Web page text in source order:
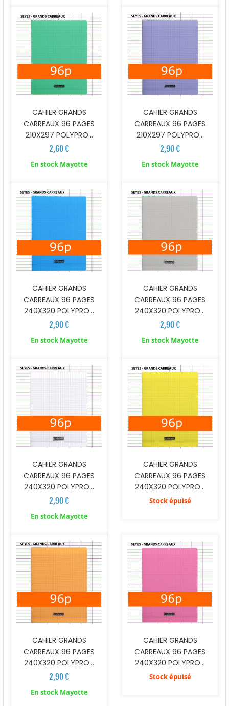
CAHIER GRANDS
CARREAUX 96 PAGES
210X297 POLYPRO...
2,60 €
En stock Mayotte
CAHIER GRANDS
CARREAUX 96 PAGES
210X297 POLYPRO...
2,90 €
En stock Mayotte
CAHIER GRANDS
CARREAUX 96 PAGES
240X320 POLYPRO...
2,90 €
En stock Mayotte
CAHIER GRANDS
CARREAUX 96 PAGES
240X320 POLYPRO...
2,90 €
En stock Mayotte
CAHIER GRANDS
CARREAUX 96 PAGES
240X320 POLYPRO...
2,90 €
En stock Mayotte
CAHIER GRANDS
CARREAUX 96 PAGES
240X320 POLYPRO...
Stock épuisé
CAHIER GRANDS
CARREAUX 96 PAGES
240X320 POLYPRO...
2,90 €
En stock Mayotte
CAHIER GRANDS
CARREAUX 96 PAGES
240X320 POLYPRO...
Stock épuisé